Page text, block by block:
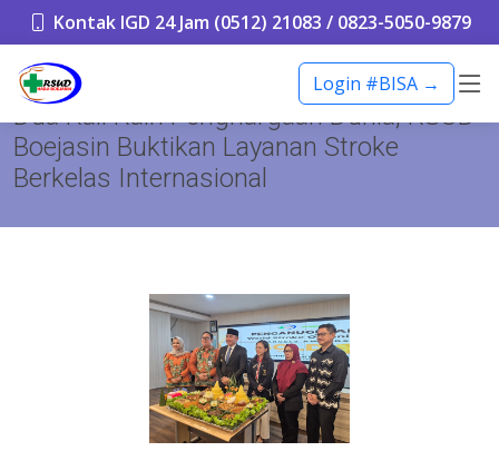
Kontak IGD 24 Jam (0512) 21083 / 0823-5050-9879
Login #BISA →
Dua Kali Raih Penghargaan Dunia, RSUD
Boejasin Buktikan Layanan Stroke
Berkelas Internasional